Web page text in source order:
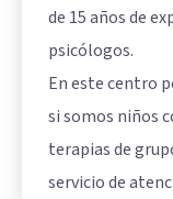
de 15 años de
psicólogos.
En este centro
si somos niños
terapias de
servicio de